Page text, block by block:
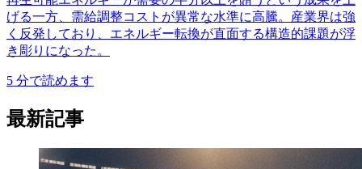
げる一方、需給調整コストが異常な水準に高騰。産業界は強
く反発しており、エネルギー転換が直面する構造的課題が浮
き彫りになった。
5 分で読めます
最新記事